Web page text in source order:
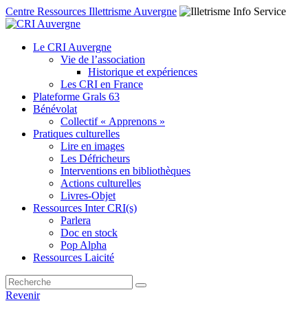
Centre Ressources Illettrisme Auvergne
Le CRI Auvergne
Vie de l’association
Historique et expériences
Les CRI en France
Plateforme Grals 63
Bénévolat
Collectif « Apprenons »
Pratiques culturelles
Lire en images
Les Défricheurs
Interventions en bibliothèques
Actions culturelles
Livres-Objet
Ressources Inter CRI(s)
Parlera
Doc en stock
Pop Alpha
Ressources Laicité
Revenir